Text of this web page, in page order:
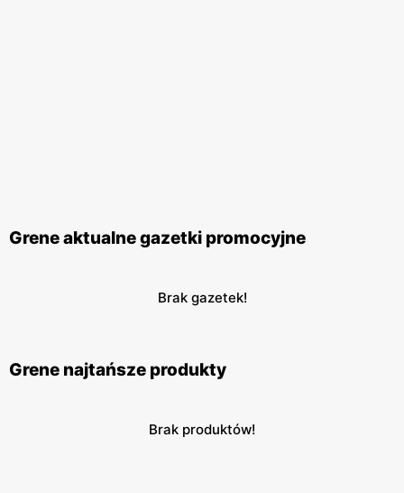
Grene aktualne gazetki promocyjne
Brak gazetek!
Grene najtańsze produkty
Brak produktów!